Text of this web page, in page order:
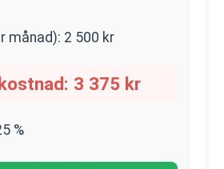
månad): 2 500 kr
3 375 kr
%